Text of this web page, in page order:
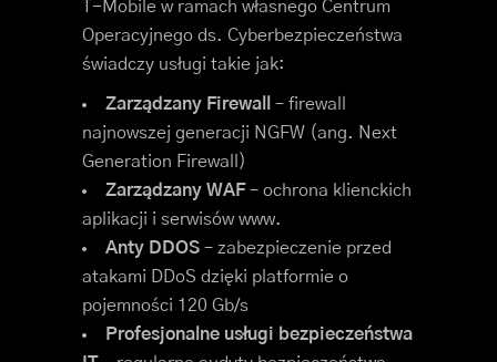
T-Mobile w ramach własnego Centrum
Operacyjnego ds. Cyberbezpieczeństwa
świadczy usługi takie jak:
Zarządzany Firewall
– firewall
najnowszej generacji NGFW (ang. Next
Generation Firewall)
Zarządzany WAF– ochrona klienckich
aplikacji i serwisów www.
Anty DDOS – zabezpieczenie przed
atakami DDoS dzięki platformie o
pojemności 120 Gb/s
Profesjonalne usługi bezpieczeństwa